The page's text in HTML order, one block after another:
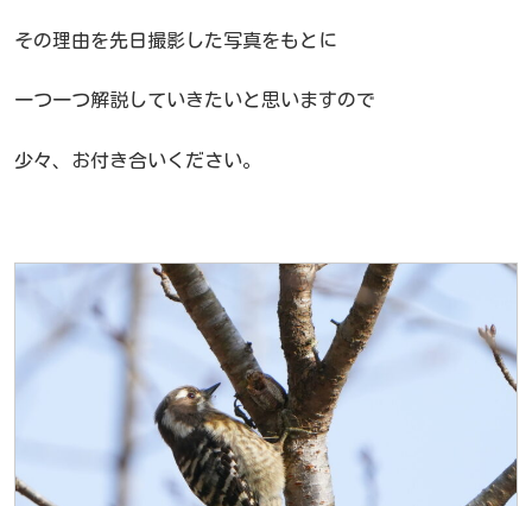
その理由を先日撮影した写真をもとに
一つ一つ解説していきたいと思いますので
少々、お付き合いください。